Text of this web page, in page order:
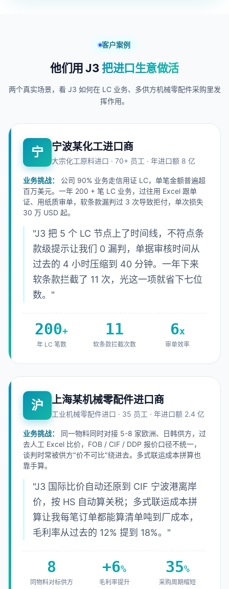
客户案例
他们用 J3把进口生意做活
两个真实场景，看 J3 如何在 LC 业务、多供方机械零配件采购里发
挥作用。
宁 宁波某化工进口商
大宗化工原料进口 · 70+ 员工 · 年进口额 8 亿
业务挑战：
公司 90% 业务走信用证 LC，单笔金额普遍超
百万美元。一年 200 + 笔 LC 业务，过往用 Excel 跟单
证、用纸质审单，软条款漏判过 3 次导致拒付，单次损失
30 万 USD 起。
"J3 把 5 个 LC 节点上了时间线，不符点条
款级提示让我们 0 漏判，单据审核时间从
过去的 4 小时压缩到 40 分钟。一年下来
软条款拦截了 11 次，光这一项就省下七位
数。"
200+
年 LC 笔数
11
软条款拦截次数
6x
审单效率
沪 上海某机械零配件进口商
工业机械零配件进口 · 35 员工 · 年进口额 2.4 亿
业务挑战：
同一物料同时对接 5-8 家欧洲、日韩供方，过
去人工 Excel 比价，FOB / CIF / DDP 报价口径不统一，
谈判时常被供方"价不可比"绕进去。多式联运成本拼算也
靠手算。
"J3 国际比价自动还原到 CIF 宁波港离岸
价，按 HS 自动算关税；多式联运成本拼
算让我每笔订单都能算清单吨到厂成本，
毛利率从过去的 12% 提到 18%。"
8
同物料对标供方
+6%
毛利率提升
35%
采购周期缩短